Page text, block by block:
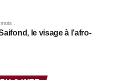
.
le visage à l’afro-